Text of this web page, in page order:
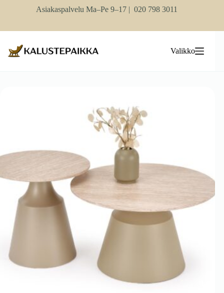
Asiakaspalvelu Ma–Pe 9–17 | 020 798 3011
Valikko